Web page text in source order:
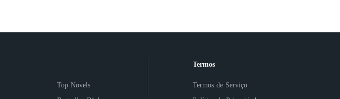
Top Novels
Termos
Termos de Serviço